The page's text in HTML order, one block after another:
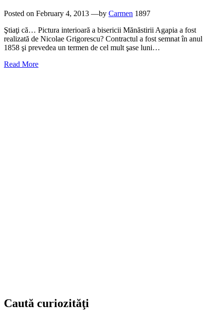
Posted on February 4, 2013 —by Carmen 1897
Ştiaţi că… Pictura interioară a bisericii Mănăstirii Agapia a fost
realizată de Nicolae Grigorescu? Contractul a fost semnat în anul
1858 şi prevedea un termen de cel mult şase luni…
Read More
Caută curiozităţi